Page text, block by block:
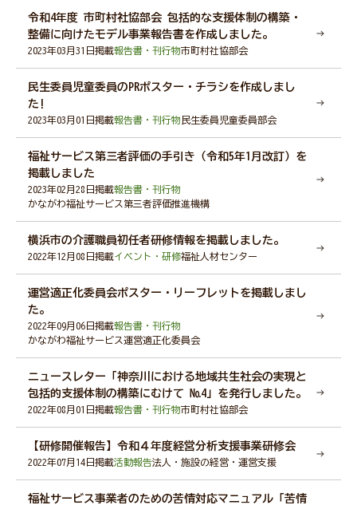
2023年03月31日掲載報告書・刊行物市町村社協部会
令和4年度 市町村社協部会 包括的な支援体制の構築・
整備に向けたモデル事業報告書を作成しました。
2023年03月01日掲載報告書・刊行物 民生委員児童委員部会
民生委員児童委員のPRポスター・チラシを作成しまし
た!
2023年02月28日掲載報告書・刊行物
かながわ福祉サービス第三者評価推進機構
福祉サービス第三者評価の手引き（令和5年1月改訂）を
掲載しました
2022年12月08日掲載イベント・研修福祉人材センター
横浜市の介護職員初任者研修情報を掲載しました。
2022年09月06日掲載報告書・刊行物
かながわ福祉サービス運営適正化委員会
運営適正化委員会ポスター・リーフレットを掲載しまし
た。
2022年08月01日掲載報告書・刊行物市町村社協部会
ニュースレター「神奈川における地域共生社会の実現と
包括的支援体制の構築にむけて №4」を発行しました。
2022年07月14日掲載活動報告法人・施設の経営・運営支援
【研修開催報告】令和４年度経営分析支援事業研修会
福祉サービス事業者のための苦情対応マニュアル「苦情
採用情報
所在地・連絡先
サイト内検索
リンク
サイトマップ
サイト内検索
当サイトご利用に当たって
著作権・免責事項
個人情報保護について
アクセシビリティについて